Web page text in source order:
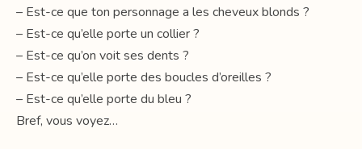
– Est-ce que ton personnage a les cheveux blonds ?
– Est-ce qu’elle porte un collier ?
– Est-ce qu’on voit ses dents ?
– Est-ce qu’elle porte des boucles d’oreilles ?
– Est-ce qu’elle porte du bleu ?
Bref, vous voyez…